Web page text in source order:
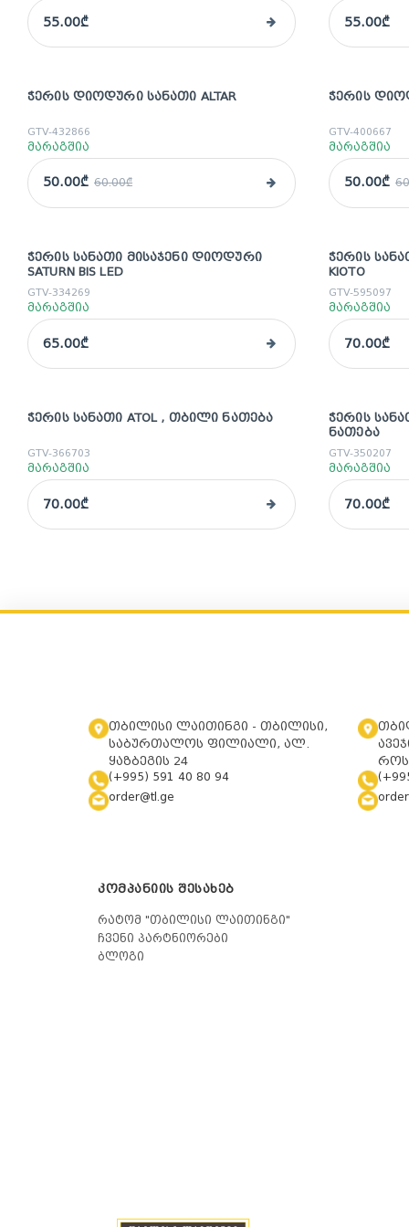
55.00₾ 55.00₾
sale
ᲭᲔᲠᲘᲡ ᲓᲘᲝᲓᲣᲠᲘ ᲡᲐᲜᲐᲗᲘ ALTAR
GTV-432866
მარაგშია
50.00₾ 60.00₾
sale
ᲭᲔᲠᲘᲡ
GTV-400667
მარაგშია
50.00₾
ᲭᲔᲠᲘᲡ ᲡᲐᲜᲐᲗᲘ ᲛᲘᲡᲐᲯᲔᲜᲘ ᲓᲘᲝᲓᲣᲠᲘ
SATURN BIS LED
GTV-334269
მარაგშია
65.00₾
ᲭᲔᲠᲘᲡ
KIOTO
GTV-595097
მარაგშია
70.00₾
ᲭᲔᲠᲘᲡ ᲡᲐᲜᲐᲗᲘ ATOL , ᲗᲑᲘᲚᲘ ᲜᲐᲗᲔᲑᲐ
GTV-366703
მარაგშია
70.00₾
ᲭᲔᲠᲘᲡ
ᲜᲐᲗᲔᲑᲐ
GTV-350207
მარაგშია
70.00₾
თბილისი ლაითინგი - თბილისი,
საბურთალოს ფილიალი, ალ.
ყაზბეგის 24
(+995) 591 40 80 94
order@tl.ge
ᲙᲝᲛᲞᲐᲜᲘᲘᲡ ᲨᲔᲡᲐᲮᲔᲑ
რატომ "თბილისი ლაითინგი"
ჩვენი პარტნიორები
ბლოგი